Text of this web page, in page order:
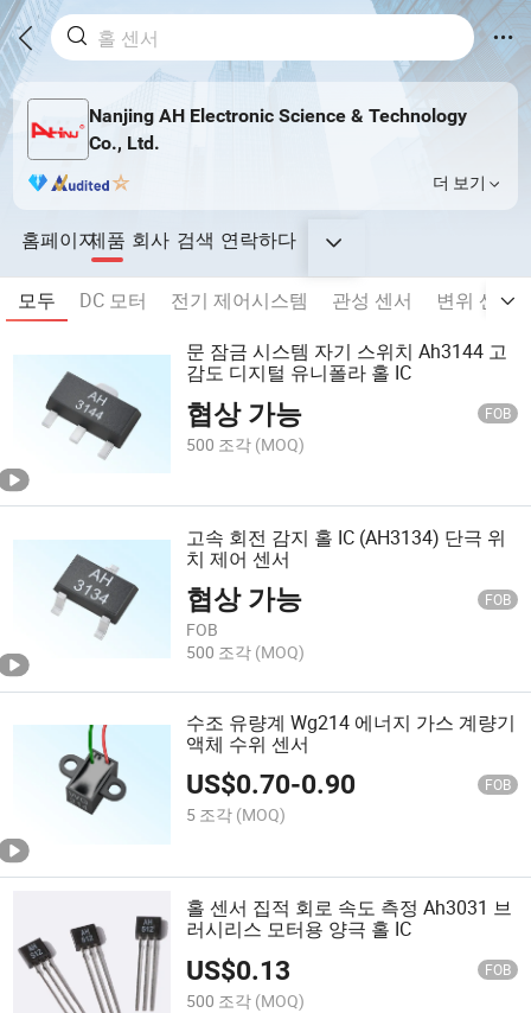
Nanjing AH Electronic Science & Technology
Co., Ltd.
더 보기
홈페이지제품 회사 검색 연락하다
모두 DC 모터 전기 제어시스템 관성 센서
변위 센서
문 잠금 시스템 자기 스위치 Ah3144 고
감도 디지털 유니폴라 홀 IC
협상 가능 FOB
500 조각 (MOQ)
고속 회전 감지 홀 IC (AH3134) 단극 위
치 제어 센서
협상 가능 FOB
FOB
500 조각 (MOQ)
수조 유량계 Wg214 에너지 가스 계량기
액체 수위 센서
US$0.70-0.90 FOB
5 조각 (MOQ)
홀 센서 집적 회로 속도 측정 Ah3031 브
러시리스 모터용 양극 홀 IC
US$0.13 FOB
500 조각 (MOQ)